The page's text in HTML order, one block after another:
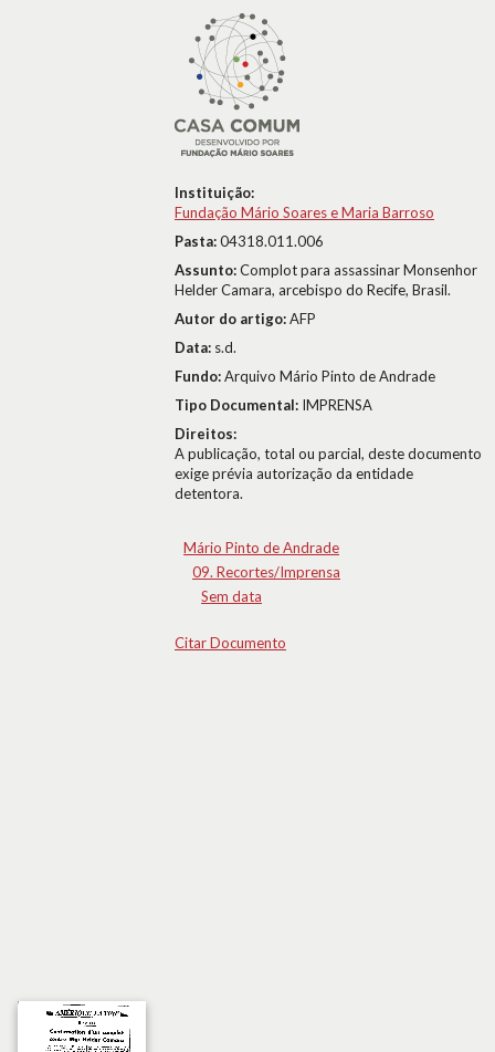
Instituição:
Fundação Mário Soares e Maria Barroso
Pasta:04318.011.006
Assunto:Complot para assassinar Monsenhor
Helder Camara, arcebispo do Recife, Brasil.
Autor do artigo:AFP
Data: s.d.
Fundo:Arquivo Mário Pinto de Andrade
Tipo Documental: IMPRENSA
Direitos:
A publicação, total ou parcial, deste documento
exige prévia autorização da entidade
detentora.
Mário Pinto de Andrade
09. Recortes/Imprensa
Sem data
Citar Documento